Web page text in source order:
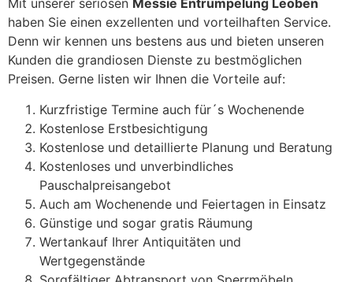
Mit unserer seriösen Messie Entrümpelung Leoben
haben Sie einen exzellenten und vorteilhaften Service.
Denn wir kennen uns bestens aus und bieten unseren
Kunden die grandiosen Dienste zu bestmöglichen
Preisen. Gerne listen wir Ihnen die Vorteile auf:
Kurzfristige Termine auch für´s Wochenende
Kostenlose Erstbesichtigung
Kostenlose und detaillierte Planung und Beratung
Kostenloses und unverbindliches
Pauschalpreisangebot
Auch am Wochenende und Feiertagen in Einsatz
Günstige und sogar gratis Räumung
Wertankauf Ihrer Antiquitäten und
Wertgegenstände